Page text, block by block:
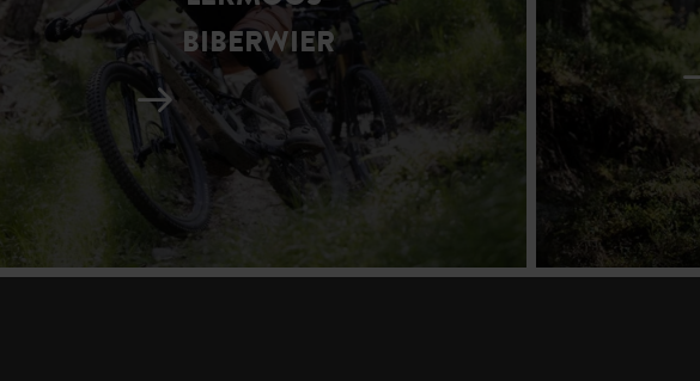
BIBERWIER